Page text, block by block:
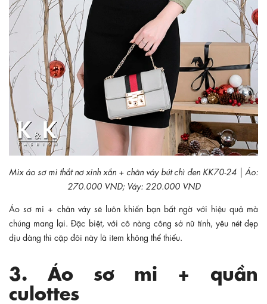
Mix áo sơ mi thắt nơ xinh xắn + chân váy bút chì đen KK70-24 | Áo:
270.000 VND; Váy: 220.000 VND
Áo sơ mi + chân váy sẽ luôn khiến bạn bất ngờ với hiệu quả mà
chúng mang lại. Đặc biệt, với cô nàng công sở nữ tính, yêu nét đẹp
dịu dàng thì cặp đôi này là item không thể thiếu.
3. Áo sơ mi + quần
culottes